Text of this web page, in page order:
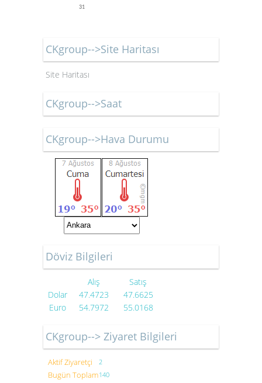
31
CKgroup-->Site Haritası
Site Haritası
CKgroup-->Saat
CKgroup-->Hava Durumu
Döviz Bilgileri
Alış
Satış
Dolar
47.4723
47.6625
Euro
54.7972 55.0168
CKgroup--> Ziyaret Bilgileri
Aktif Ziyaretçi 2
Bugün Toplam140